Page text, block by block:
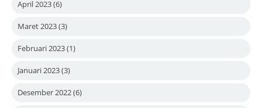
April 2023(6)
Maret 2023(3)
Februari 2023(1)
Januari 2023(3)
Desember 2022(6)